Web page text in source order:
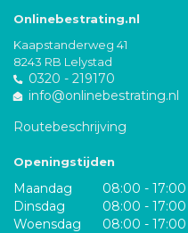
Onlinebestrating.nl
Kaapstanderweg 41
8243 RB Lelystad
0320 - 219170
info@onlinebestrating.nl
Routebeschrijving
Openingstijden
Maandag
08:00 - 17:00
Dinsdag
08:00 - 17:00
Woensdag
08:00 - 17:00